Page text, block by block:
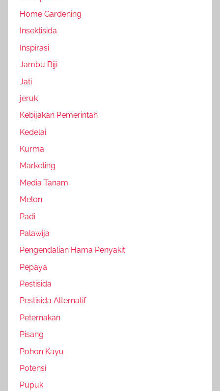
Home Gardening
Insektisida
Inspirasi
Jambu Biji
Jati
jeruk
Kebijakan Pemerintah
Kedelai
Kurma
Marketing
Media Tanam
Melon
Padi
Palawija
Pengendalian Hama Penyakit
Pepaya
Pestisida
Pestisida Alternatif
Peternakan
Pisang
Pohon Kayu
Potensi
Pupuk